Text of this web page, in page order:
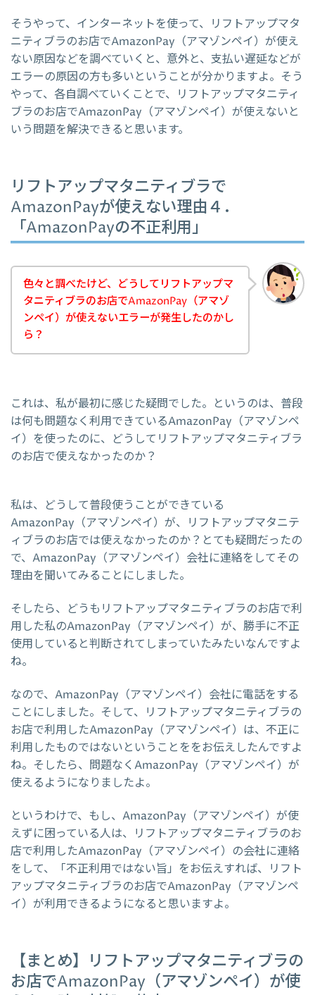
そうやって、インターネットを使って、リフトアップマタ
ニティブラのお店でAmazonPay（アマゾンペイ）が使え
ない原因などを調べていくと、意外と、支払い遅延などが
エラーの原因の方も多いということが分かりますよ。そう
やって、各自調べていくことで、リフトアップマタニティ
ブラのお店でAmazonPay（アマゾンペイ）が使えないと
いう問題を解決できると思います。
リフトアップマタニティブラで
AmazonPayが使えない理由４．
「AmazonPayの不正利用」
色々と調べたけど、どうしてリフトアップマ
タニティブラのお店でAmazonPay（アマゾ
ンペイ）が使えないエラーが発生したのかし
ら？
これは、私が最初に感じた疑問でした。というのは、普段
は何も問題なく利用できているAmazonPay（アマゾンペ
イ）を使ったのに、どうしてリフトアップマタニティブラ
のお店で使えなかったのか？
私は、どうして普段使うことができている
AmazonPay（アマゾンペイ）が、リフトアップマタニテ
ィブラのお店では使えなかったのか？とても疑問だったの
で、AmazonPay（アマゾンペイ）会社に連絡をしてその
理由を聞いてみることにしました。
そしたら、どうもリフトアップマタニティブラのお店で利
用した私のAmazonPay（アマゾンペイ）が、勝手に不正
使用していると判断されてしまっていたみたいなんですよ
ね。
なので、AmazonPay（アマゾンペイ）会社に電話をする
ことにしました。そして、リフトアップマタニティブラの
お店で利用したAmazonPay（アマゾンペイ）は、不正に
利用したものではないということををお伝えしたんですよ
ね。そしたら、問題なくAmazonPay（アマゾンペイ）が
使えるようになりましたよ。
というわけで、もし、AmazonPay（アマゾンペイ）が使
えずに困っている人は、リフトアップマタニティブラのお
店で利用したAmazonPay（アマゾンペイ）の会社に連絡
をして、「不正利用ではない旨」をお伝えすれば、リフト
アップマタニティブラのお店でAmazonPay（アマゾンペ
イ）が利用できるようになると思いますよ。
【まとめ】リフトアップマタニティブラの
お店でAmazonPay（アマゾンペイ）が使